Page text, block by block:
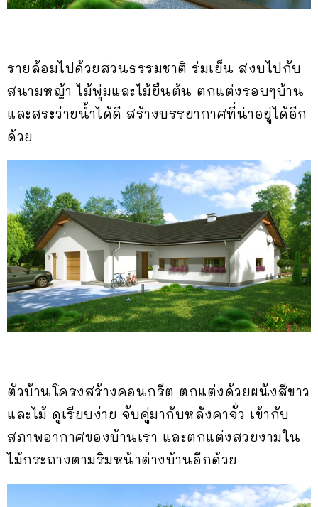
รายล้อมไปด้วยสวนธรรมชาติ ร่มเย็น สงบไปกับ
สนามหญ้า ไม้พุ่มและไม้ยืนต้น ตกแต่งรอบๆบ้าน
และสระว่ายน้ำได้ดี สร้างบรรยากาศที่น่าอยู่ได้อีก
ด้วย
ตัวบ้านโครงสร้างคอนกรีต ตกแต่งด้วยผนังสีขาว
และไม้ ดูเรียบง่าย จับคู่มากับหลังคาจั่ว เข้ากับ
สภาพอากาศของบ้านเรา และตกแต่งสวยงามใน
ไม้กระถางตามริมหน้าต่างบ้านอีกด้วย